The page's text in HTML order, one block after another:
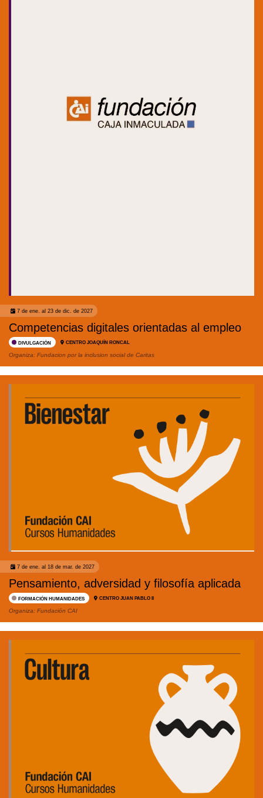
7 de ene. al 23 de dic. de 2027
Competencias digitales orientadas al empleo
DIVULGACIÓN CENTRO JOAQUÍN RONCAL
Organiza: Fundacion por la inclusion social de Caritas
7 de ene. al 18 de mar. de 2027
Pensamiento, adversidad y filosofía aplicada
FORMACIÓN HUMANIDADES CENTRO JUAN PABLO II
Organiza: Fundación CAI